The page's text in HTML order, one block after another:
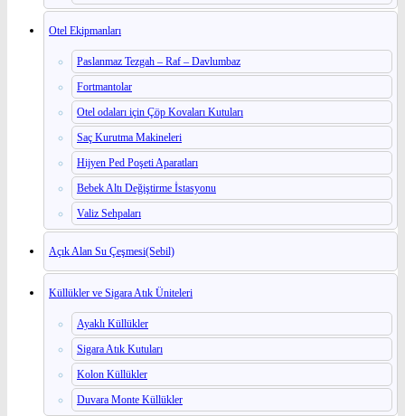
Otel Ekipmanları
Paslanmaz Tezgah – Raf – Davlumbaz
Fortmantolar
Otel odaları için Çöp Kovaları Kutuları
Saç Kurutma Makineleri
Hijyen Ped Poşeti Aparatları
Bebek Altı Değiştirme İstasyonu
Valiz Sehpaları
Açık Alan Su Çeşmesi(Sebil)
Küllükler ve Sigara Atık Üniteleri
Ayaklı Küllükler
Sigara Atık Kutuları
Kolon Küllükler
Duvara Monte Küllükler